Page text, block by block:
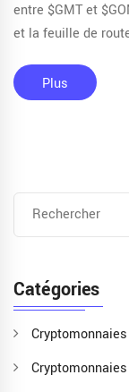
entre $GMT et
et la feuille de
Plus
Catégories
Cryptomonnaies